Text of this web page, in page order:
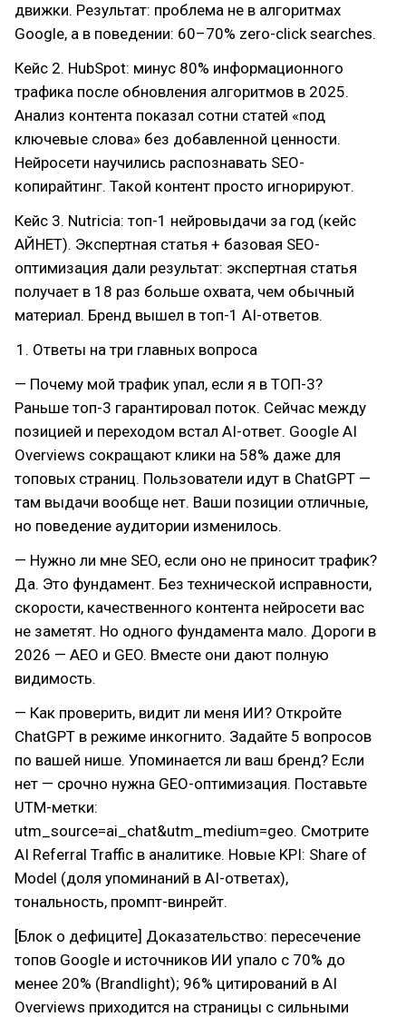
движки. Результат: проблема не в алгоритмах
Google, а в поведении: 60–70% zero-click searches.
Кейс 2. HubSpot: минус 80% информационного
трафика после обновления алгоритмов в 2025.
Анализ контента показал сотни статей «под
ключевые слова» без добавленной ценности.
Нейросети научились распознавать SEO-
копирайтинг. Такой контент просто игнорируют.
Кейс 3. Nutricia: топ-1 нейровыдачи за год (кейс
АЙНЕТ). Экспертная статья + базовая SEO-
оптимизация дали результат: экспертная статья
получает в 18 раз больше охвата, чем обычный
материал. Бренд вышел в топ-1 AI-ответов.
Ответы на три главных вопроса
— Почему мой трафик упал, если я в ТОП-3?
Раньше топ-3 гарантировал поток. Сейчас между
позицией и переходом встал AI-ответ. Google AI
Overviews сокращают клики на 58% даже для
топовых страниц. Пользователи идут в ChatGPT —
там выдачи вообще нет. Ваши позиции отличные,
но поведение аудитории изменилось.
— Нужно ли мне SEO, если оно не приносит трафик?
Да. Это фундамент. Без технической исправности,
скорости, качественного контента нейросети вас
не заметят. Но одного фундамента мало. Дороги в
2026 — AEO и GEO. Вместе они дают полную
видимость.
— Как проверить, видит ли меня ИИ? Откройте
ChatGPT в режиме инкогнито. Задайте 5 вопросов
по вашей нише. Упоминается ли ваш бренд? Если
нет — срочно нужна GEO-оптимизация. Поставьте
UTM-метки:
utm_source=ai_chat&utm_medium=geo. Смотрите
AI Referral Traffic в аналитике. Новые KPI: Share of
Model (доля упоминаний в AI-ответах),
тональность, промпт-винрейт.
[Блок о дефиците] Доказательство: пересечение
топов Google и источников ИИ упало с 70% до
менее 20% (Brandlight); 96% цитирований в AI
Overviews приходится на страницы с сильными